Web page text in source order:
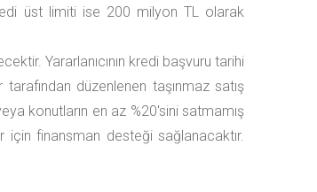
üst limiti ise 200 milyon TL olarak
Yararlanıcının kredi başvuru tarihi
düzenlenen taşınmaz satış
konutların en az %20'sini satmamış
için finansman desteği sağlanacaktır.